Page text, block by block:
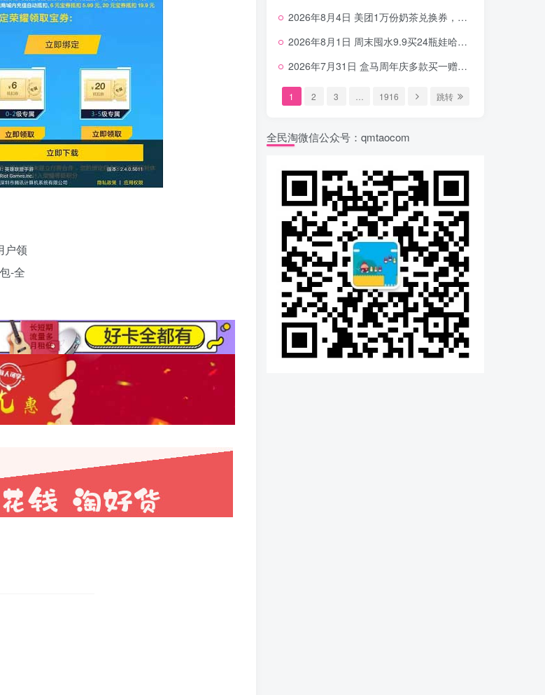
2026年8月4日 美团1万份奶茶兑换券，农行5E卡，中行支付超给利，美团领18个冰激凌，小米每天领2-6元等等
2026年8月1日 周末囤水9.9买24瓶娃哈哈，建行100元京东券，移动5元话费，麦当劳甜筒，交行立减金等
2026年7月31日 盒马周年庆多款买一赠一，饿了么拆红包，建行30立减金，农行领10元刷卡金等
1 2 3 1916 跳转
全民淘微信公众号：qmtaocom